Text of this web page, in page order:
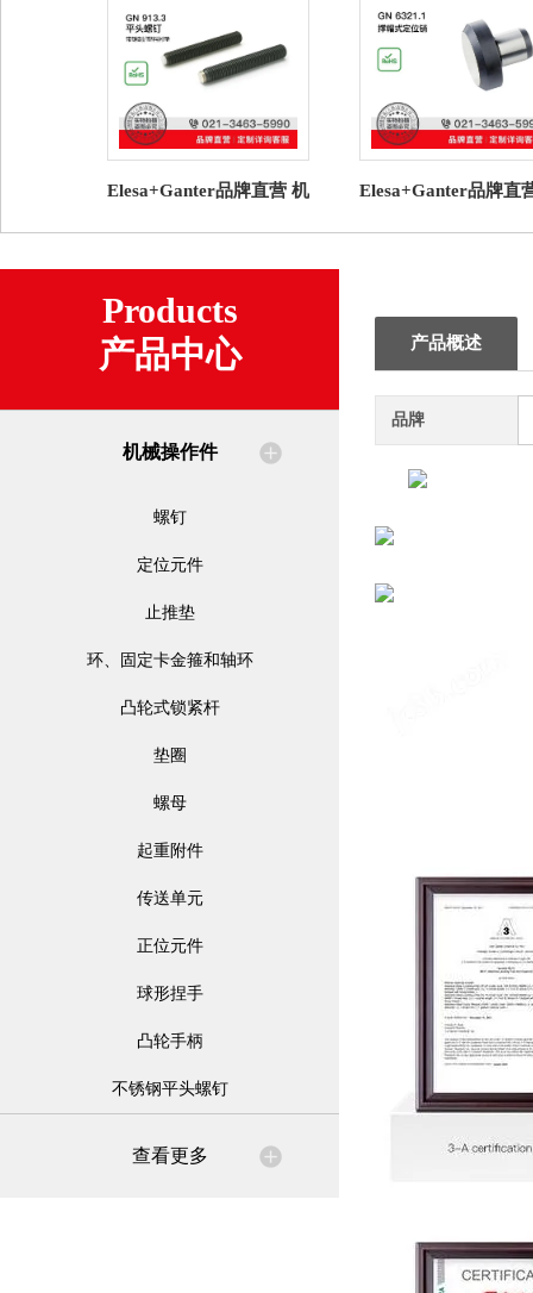
Elesa+Ganter品牌直营 机
螺钉 塑料衬垫
Elesa+Ganter品牌直
式定位销
Products
产品中心
机械操作件
螺钉
定位元件
止推垫
环、固定卡金箍和轴环
凸轮式锁紧杆
垫圈
螺母
起重附件
传送单元
正位元件
球形捏手
凸轮手柄
不锈钢平头螺钉
查看更多
产品概述
品牌